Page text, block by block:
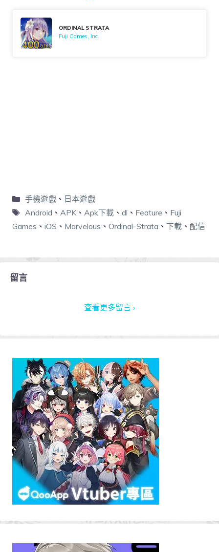
ORDINAL STRATA
Fuji Games, Inc.
手機遊戲、 日本遊戲
Android 、 APK、 Apk下載、 dl 、 Feature 、 Fuji
Games 、 iOS 、 Marvelous 、 Ordinal-Strata 、 下載 、 配信
留言
查看更多留言 ›